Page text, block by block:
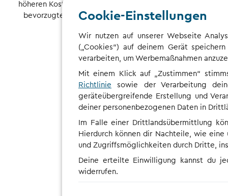
höheren Kosten verbunden. Ermäßigte Ladetarife von
bevorzugten Partnern können eine Ausnahme sein.
Cookie-Einstellungen
Wir nutzen auf unserer Webseite
(„Cookies“) auf deinem Gerät
verarbeiten, um Werbemaßnahmen
Mit einem Klick auf „Zustimmen“
Richtlinie sowie der Verarbeitung
geräteübergreifende Erstellung und
deiner personenbezogenen Daten in
Im Falle einer Drittlandsübermittlung
Hierdurch können dir Nachteile, wie
und Zugriffsmöglichkeiten durch Dritte,
Deine erteilte Einwilligung kannst du
widerrufen.